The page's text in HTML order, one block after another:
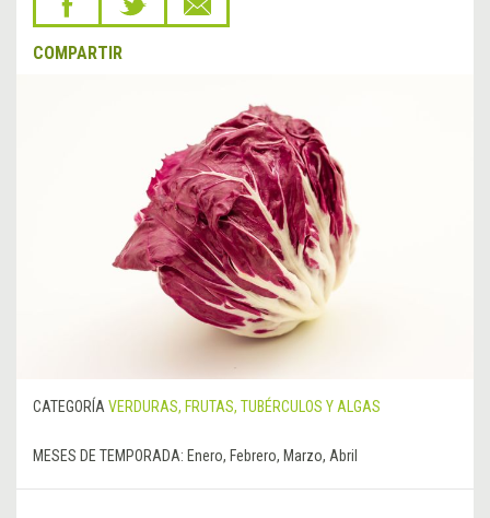
COMPARTIR
CATEGORÍA VERDURAS, FRUTAS, TUBÉRCULOS Y ALGAS
MESES DE TEMPORADA: Enero, Febrero, Marzo, Abril